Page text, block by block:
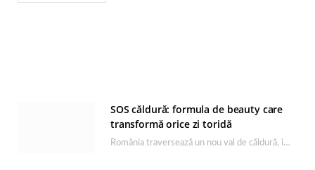
SOS căldură: formula de beauty care
transformă orice zi toridă
România traversează un nou val de căldură, iar rutina de îngrijire capătă un rol esențial…